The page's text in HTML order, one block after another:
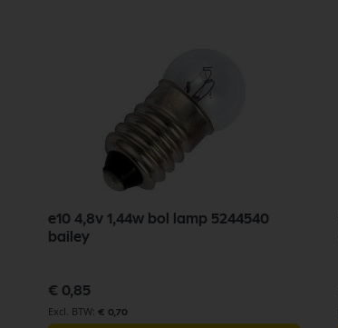
e10 4,8v 1,44w bol lamp 5244540
bailey
€ 0,85
€ 0,70